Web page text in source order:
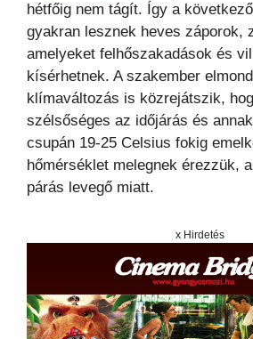
hétfőig nem tágít. Így a
gyakran lesznek heves záporok,
amelyeket felhőszakadások és
kísérhetnek. A szakember
klímaváltozás is közrejátszik,
szélsőséges az időjárás és
csupán 19-25 Celsius fokig
hőmérséklet melegnek érezzük,
párás levegő miatt.
x Hirdetés